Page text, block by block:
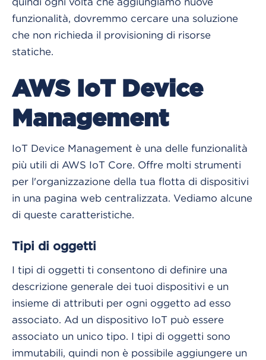
funzionalità, dovremmo cercare una soluzione
che non richieda il provisioning di risorse
statiche.
AWS IoT Device
Management
IoT Device Management è una delle funzionalità
più utili di AWS IoT Core. Offre molti strumenti
per l'organizzazione della tua flotta di dispositivi
in una pagina web centralizzata. Vediamo alcune
di queste caratteristiche.
Tipi di oggetti
I tipi di oggetti ti consentono di definire una
descrizione generale dei tuoi dispositivi e un
insieme di attributi per ogni oggetto ad esso
associato. Ad un dispositivo IoT può essere
associato un unico tipo. I tipi di oggetti sono
immutabili, quindi non è possibile aggiungere un